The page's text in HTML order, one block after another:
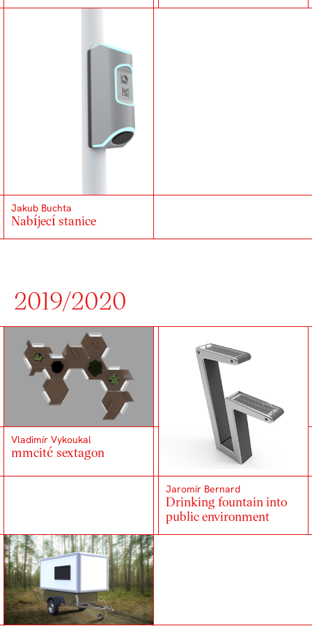
Jakub Buchta
Nabíjecí stanice
2019/2020
Vladimír Vykoukal
mmcité sextagon
Jaromír Bernard
Drinking fountain into
public environment